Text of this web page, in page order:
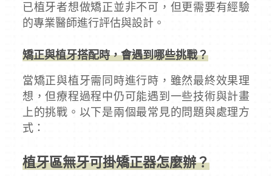
已植牙者想做矯正並非不可，但更需要有經驗
的專業醫師進行評估與設計。
矯正與植牙搭配時，會遇到哪些挑戰？
當矯正與植牙需同時進行時，雖然最終效果理
想，但療程過程中仍可能遇到一些技術與計畫
上的挑戰。以下是兩個最常見的問題與處理方
式：
植牙區無牙可掛矯正器怎麼辦？